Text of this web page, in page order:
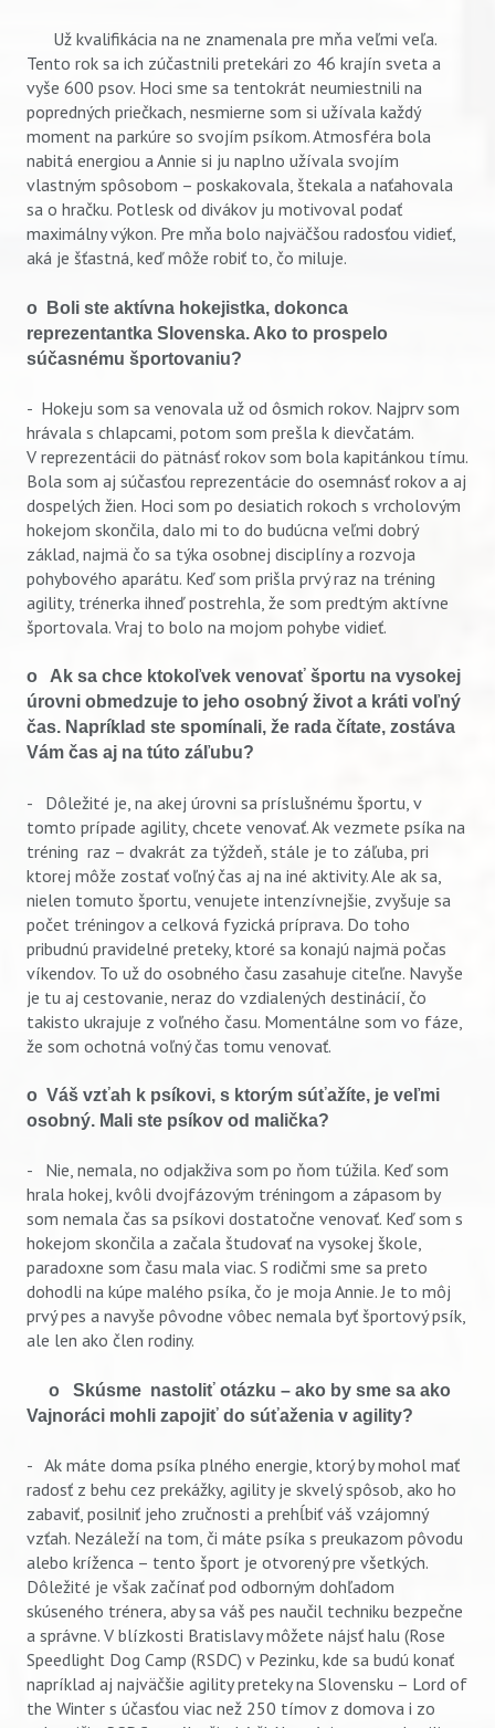
Vyhľadávanie
Už kvalifikácia na ne znamenala pre mňa veľmi veľa.
Tento rok sa ich zúčastnili pretekári zo 46 krajín sveta a
vyše 600 psov. Hoci sme sa tentokrát neumiestnili na
popredných priečkach, nesmierne som si užívala každý
moment na parkúre so svojím psíkom. Atmosféra bola
nabitá energiou a Annie si ju naplno užívala svojím
vlastným spôsobom – poskakovala, štekala a naťahovala
sa o hračku. Potlesk od divákov ju motivoval podať
maximálny výkon. Pre mňa bolo najväčšou radosťou vidieť,
aká je šťastná, keď môže robiť to, čo miluje.
o Boli ste aktívna hokejistka, dokonca
reprezentantka Slovenska. Ako to prospelo
súčasnému športovaniu?
- Hokeju som sa venovala už od ôsmich rokov. Najprv som
hrávala s chlapcami, potom som prešla k dievčatám.
V reprezentácii do pätnásť rokov som bola kapitánkou tímu.
Bola som aj súčasťou reprezentácie do osemnásť rokov a aj
dospelých žien. Hoci som po desiatich rokoch s vrcholovým
hokejom skončila, dalo mi to do budúcna veľmi dobrý
základ, najmä čo sa týka osobnej disciplíny a rozvoja
pohybového aparátu. Keď som prišla prvý raz na tréning
agility, trénerka ihneď postrehla, že som predtým aktívne
športovala. Vraj to bolo na mojom pohybe vidieť.
o Ak sa chce ktokoľvek venovať športu na vysokej
úrovni obmedzuje to jeho osobný život a kráti voľný
čas. Napríklad ste spomínali, že rada čítate, zostáva
Vám čas aj na túto záľubu?
- Dôležité je, na akej úrovni sa príslušnému športu, v
tomto prípade agility, chcete venovať. Ak vezmete psíka na
tréning raz – dvakrát za týždeň, stále je to záľuba, pri
ktorej môže zostať voľný čas aj na iné aktivity. Ale ak sa,
nielen tomuto športu, venujete intenzívnejšie, zvyšuje sa
počet tréningov a celková fyzická príprava. Do toho
pribudnú pravidelné preteky, ktoré sa konajú najmä počas
víkendov. To už do osobného času zasahuje citeľne. Navyše
je tu aj cestovanie, neraz do vzdialených destinácií, čo
takisto ukrajuje z voľného času. Momentálne som vo fáze,
že som ochotná voľný čas tomu venovať.
o Váš vzťah k psíkovi, s ktorým súťažíte, je veľmi
osobný. Mali ste psíkov od malička?
- Nie, nemala, no odjakživa som po ňom túžila. Keď som
hrala hokej, kvôli dvojfázovým tréningom a zápasom by
som nemala čas sa psíkovi dostatočne venovať. Keď som s
hokejom skončila a začala študovať na vysokej škole,
paradoxne som času mala viac. S rodičmi sme sa preto
dohodli na kúpe malého psíka, čo je moja Annie. Je to môj
prvý pes a navyše pôvodne vôbec nemala byť športový psík,
ale len ako člen rodiny.
o
Skúsme nastoliť otázku – ako by sme sa ako
Vajnoráci mohli zapojiť do súťaženia v agility?
- Ak máte doma psíka plného energie, ktorý by mohol mať
radosť z behu cez prekážky, agility je skvelý spôsob, ako ho
zabaviť, posilniť jeho zručnosti a prehĺbiť váš vzájomný
vzťah. Nezáleží na tom, či máte psíka s preukazom pôvodu
alebo kríženca – tento šport je otvorený pre všetkých.
Dôležité je však začínať pod odborným dohľadom
skúseného trénera, aby sa váš pes naučil techniku bezpečne
a správne. V blízkosti Bratislavy môžete nájsť halu (Rose
Speedlight Dog Camp (RSDC) v Pezinku, kde sa budú konať
napríklad aj najväčšie agility preteky na Slovensku – Lord of
the Winter s účasťou viac než 250 tímov z domova i zo